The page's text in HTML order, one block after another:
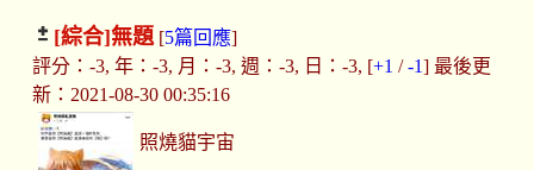
[綜合]無題[5篇回應]
評分：-3, 年：-3, 月：-3, 週：-3, 日：-3, [+1 /-1] 最後更
新：2021-08-30 00:35:16
照燒貓宇宙